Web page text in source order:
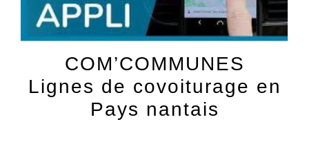
COM’COMMUNES
Lignes de covoiturage en
Pays nantais